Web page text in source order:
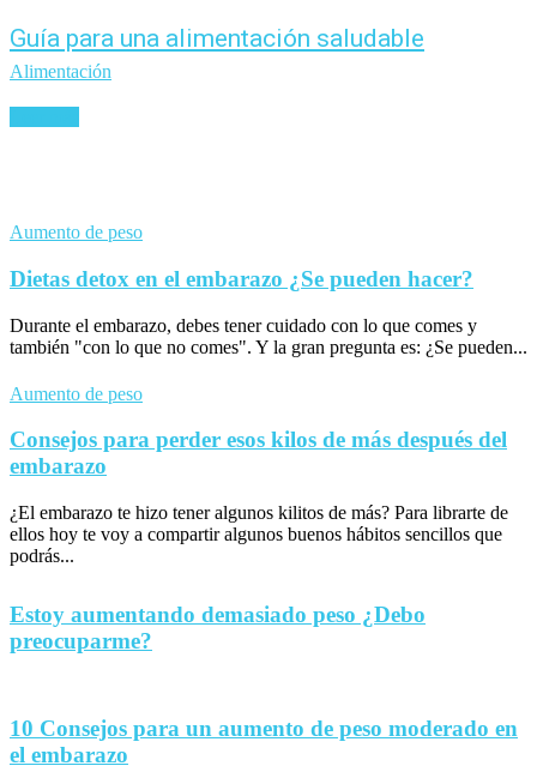
Guía para una alimentación saludable
Alimentación
Aumento de peso
Dietas detox en el embarazo ¿Se pueden hacer?
Durante el embarazo, debes tener cuidado con lo que comes y
también "con lo que no comes". Y la gran pregunta es: ¿Se pueden...
Aumento de peso
Consejos para perder esos kilos de más después del
embarazo
¿El embarazo te hizo tener algunos kilitos de más? Para librarte de
ellos hoy te voy a compartir algunos buenos hábitos sencillos que
podrás...
Estoy aumentando demasiado peso ¿Debo
preocuparme?
10 Consejos para un aumento de peso moderado en
el embarazo